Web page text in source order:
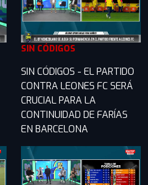
SIN CÓDIGOS
SIN CÓDIGOS - EL PARTIDO
CONTRA LEONES FC SERÁ
CRUCIAL PARA LA
CONTINUIDAD DE FARÍAS
EN BARCELONA